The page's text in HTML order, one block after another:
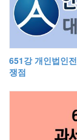
651강 개인법인
쟁점